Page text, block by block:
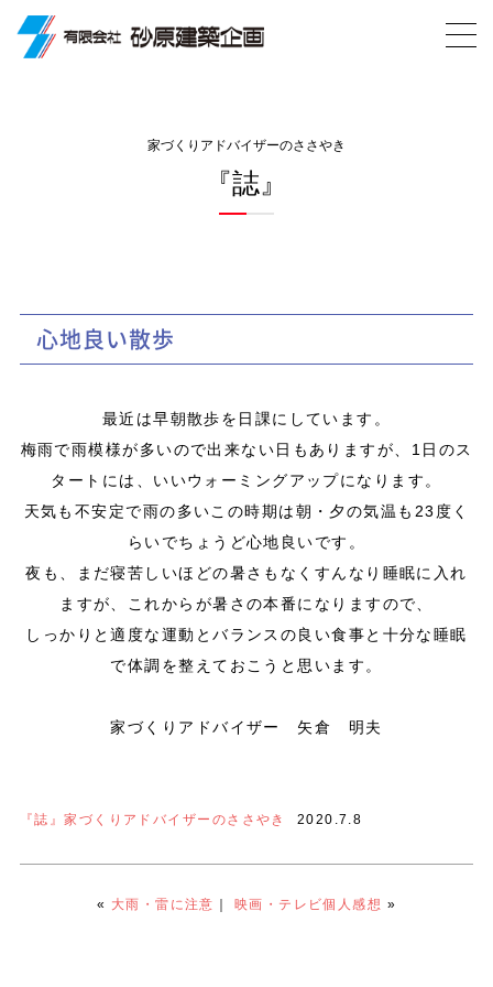
家づくりアドバイザーのささやき
『誌』
心地良い散歩
最近は早朝散歩を日課にしています。
梅雨で雨模様が多いので出来ない日もありますが、1日のス
タートには、いいウォーミングアップになります。
天気も不安定で雨の多いこの時期は朝・夕の気温も23度く
らいでちょうど心地良いです。
夜も、まだ寝苦しいほどの暑さもなくすんなり睡眠に入れ
ますが、これからが暑さの本番になりますので、
しっかりと適度な運動とバランスの良い食事と十分な睡眠
で体調を整えておこうと思います。
家づくりアドバイザー 矢倉 明夫
『誌』家づくりアドバイザーのささやき 2020.7.8
« 大雨・雷に注意 ｜ 映画・テレビ個人感想 »